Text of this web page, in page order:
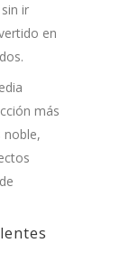
ir
en
más